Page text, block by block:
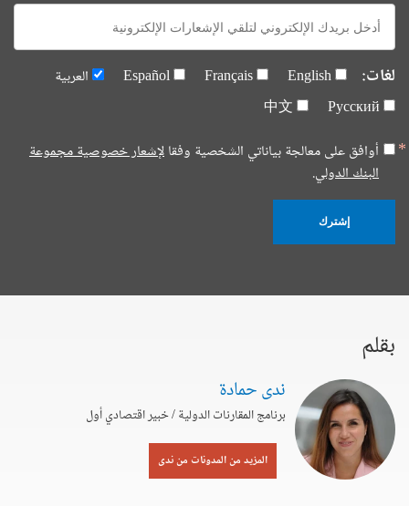
E-
mail:
لغات: English
Français
Español
العربية
Русский
中文
أوافق على معالجة بياناتي الشخصية وفقالإشعار خصوصية مجموعة
البنك الدولي.
إشترك
بقلم
ندى حمادة
برنامج المقارنات الدولية / خبير اقتصادي أول
المزيد من المدونات من ندى